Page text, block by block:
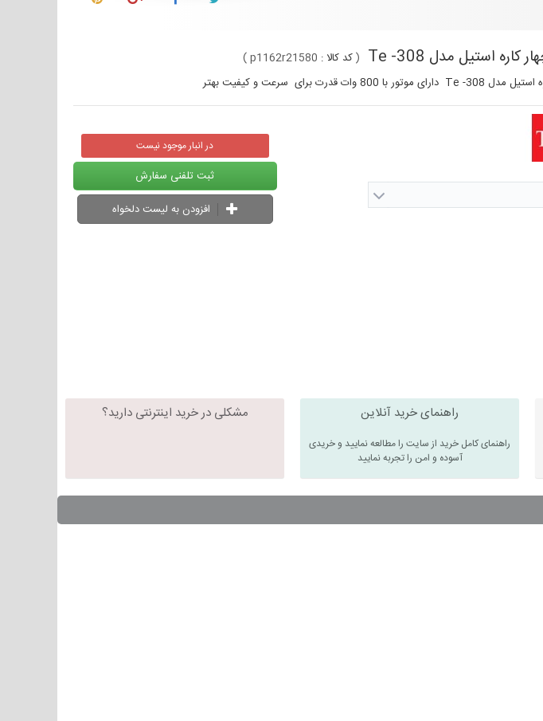
(کد کالا : p1162r21580
)
800وات قدرت برای سرعت و کیفیت بهتر
در انبار موجود نیست
ثبت تلفنی سفارش
افزودن به لیست دلخواه
راهنمای خرید آنلاین
راهنمای کامل خرید از سایت را مطالعه نمایید و خریدی
آسوده و امن را تجربه نمایید
مشکلی در خرید اینترنتی دارید؟